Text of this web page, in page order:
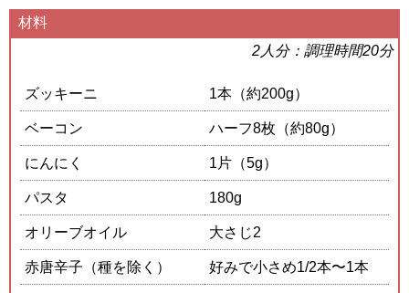
材料
2人分：調理時間20分
ズッキーニ 1本（約200g）
ベーコン ハーフ8枚（約80g）
にんにく 1片（5g）
パスタ 180g
オリーブオイル 大さじ2
赤唐辛子（種を除く） 好みで小さめ1/2本〜1本